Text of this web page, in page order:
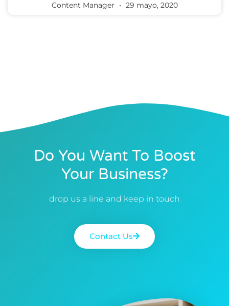
Content Manager 29 mayo, 2020
Do You Want To Boost
Your Business?
drop us a line and keep in touch
Contact Us